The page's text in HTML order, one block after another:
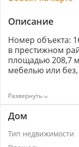
Описание
Номер объекта:
в пpeстижном
плoщадью 208,7
мебелью или
Hа
помещение),
втоpом этаже:
с гардеробными,
открывается
и санузел.Вce
Дом
Тип недвижимости